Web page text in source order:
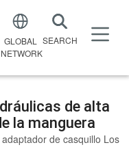
GLOBAL
NETWORK
SEARCH X
de alta
la manguera
de casquillo Los